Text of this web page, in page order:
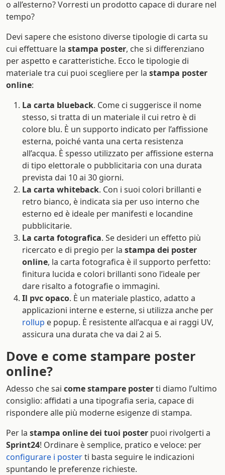
o all’esterno? Vorresti un prodotto capace di durare nel
tempo?
Devi sapere che esistono diverse tipologie di carta su
cui effettuare la stampa poster, che si differenziano
per aspetto e caratteristiche. Ecco le tipologie di
materiale tra cui puoi scegliere per la stampa poster
online:
La carta blueback. Come ci suggerisce il nome
stesso, si tratta di un materiale il cui retro è di
colore blu. È un supporto indicato per l’affissione
esterna, poiché vanta una certa resistenza
all’acqua. È spesso utilizzato per affissione esterna
di tipo elettorale o pubblicitaria con una durata
prevista dai 10 ai 30 giorni.
La carta whiteback. Con i suoi colori brillanti e
retro bianco, è indicata sia per uso interno che
esterno ed è ideale per manifesti e locandine
pubblicitarie.
La carta fotografica. Se desideri un effetto più
ricercato e di pregio per la stampa dei poster
online, la carta fotografica è il supporto perfetto:
finitura lucida e colori brillanti sono l’ideale per
dare risalto a fotografie o immagini.
Il pvc opaco. È un materiale plastico, adatto a
applicazioni interne e esterne, si utilizza anche per
rollup e popup. È resistente all’acqua e ai raggi UV,
assicura una durata che va dai 2 ai 5.
Dove e come stampare poster
online?
Adesso che sai come stampare posterti diamo l’ultimo
consiglio: affidati a una tipografia seria, capace di
rispondere alle più moderne esigenze di stampa.
Per la stampa online dei tuoi poster puoi rivolgerti a
Sprint24! Ordinare è semplice, pratico e veloce: per
configurare i posterti basta seguire le indicazioni
spuntando le preferenze richieste.